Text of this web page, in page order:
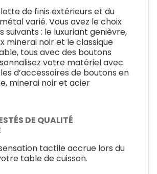
de finis extérieurs et du
varié. Vous avez le choix
suivants : le luxuriant genièvre,
minerai noir et le classique
tous avec des boutons
votre matériel avec
d’accessoires de boutons en
minerai noir et acier
DE QUALITÉ
tactile accrue lors du
table de cuisson.